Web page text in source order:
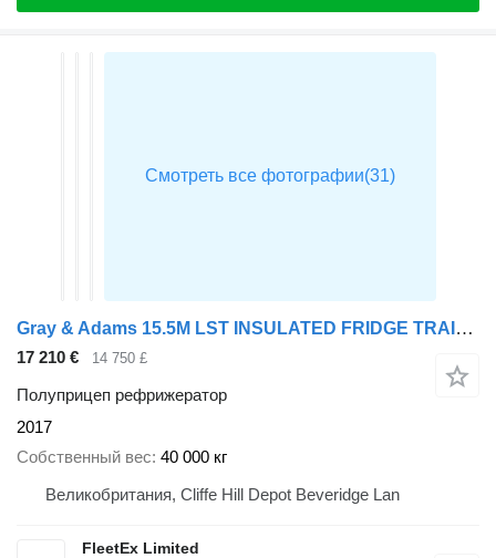
Gray & Adams 15.5M LST INSULATED FRIDGE TRAILER 2017 – C463431
17 210 € 14 750 £
Полуприцеп рефрижератор
2017
Собственный вес 40 000 кг
Великобритания, Cliffe Hill Depot Beveridge Lan
FleetEx Limited